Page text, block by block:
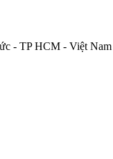
- TP HCM - Việt Nam